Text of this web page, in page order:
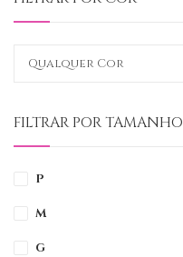
FILTRAR POR TAMANHO
P
M
G